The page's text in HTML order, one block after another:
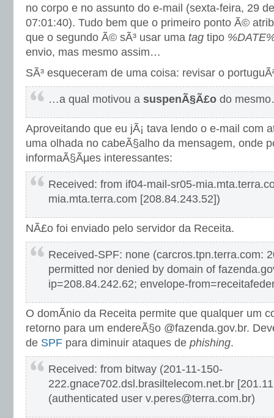
no corpo e no assunto do e-mail (sexta-feira, 29
07:01:40). Tudo bem que o primeiro ponto Ã©
que o segundo Ã© sÃ³ usar uma tag tipo
envio, mas mesmo assim…
SÃ³ esqueceram de uma coisa: revisar o
…a qual motivou a suspenÃ§Ã£o do
Aproveitando que eu jÃ¡ tava lendo o e-mail com
uma olhada no cabeÃ§alho da mensagem, onde
informaÃ§Ãµes interessantes:
Received: from if04-mail-sr05-
mia.mta.terra.com [208.84.243.52])
NÃ£o foi enviado pelo servidor da Receita.
Received-SPF: none (carcros.tpn.terra.com:
permitted nor denied by domain of
ip=208.84.242.62; envelope-
O domÃ­nio da Receita permite que qualquer um
retorno para um endereÃ§o @fazenda.gov.br.
de SPF para diminuir ataques de phishing.
Received: from bitway (201-11-150-
222.gnace702.dsl.brasiltelecom.net.br
(authenticated user v.peres@terra.com.br)